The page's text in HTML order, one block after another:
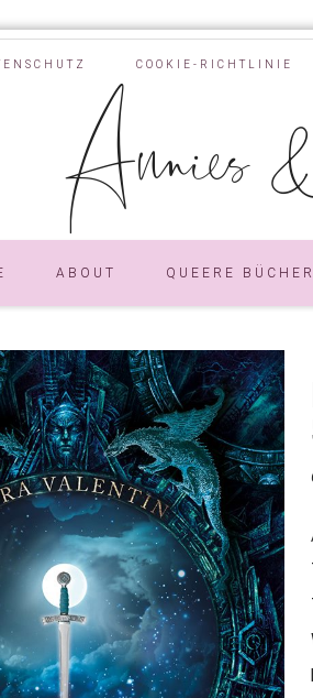
COOKIE-RICHTLINIE
Annies
ABOUT QUEERE BÜCHER